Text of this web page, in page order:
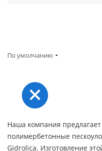
По умолчанию
Наша компания
полимербетонные
Gidrolica. Изготовление